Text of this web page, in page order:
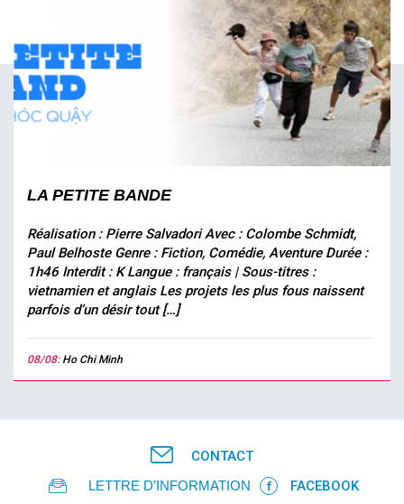
LA PETITE BANDE
Réalisation : Pierre Salvadori Avec : Colombe Schmidt,
Paul Belhoste Genre : Fiction, Comédie, Aventure Durée :
1h46 Interdit : K Langue : français | Sous-titres :
vietnamien et anglais Les projets les plus fous naissent
parfois d’un désir tout […]
08/08: Ho Chi Minh
CONTACT
LETTRE D’INFORMATION
FACEBOOK